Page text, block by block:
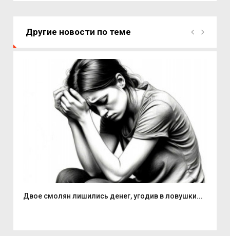
Другие новости по теме
Двое смолян лишились денег, угодив в ловушки...